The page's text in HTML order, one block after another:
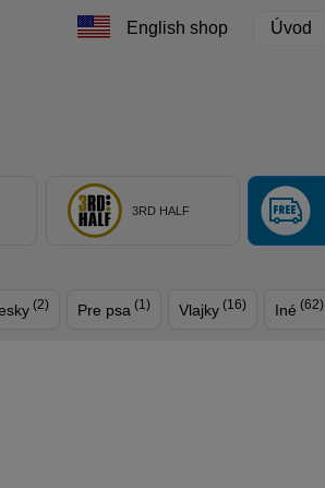
Úvod
English shop
typ výrobku3RD HALF
(2) Pre psa (1) Vlajky (16) Iné (62)